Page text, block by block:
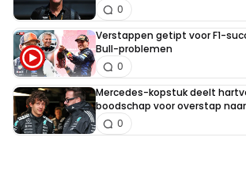
0
Verstappen getipt voor F1-
Bull-problemen
0
Mercedes-kopstuk deelt
boodschap voor overstap naar
0